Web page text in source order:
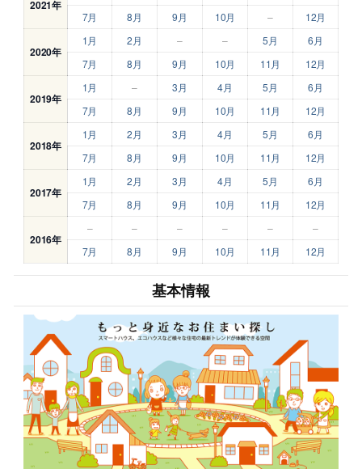
2021年
7月
8月 9月 10月 – 12月
2020年
1月 2月 – – 5月
6月
7月
8月 9月 10月 11月 12月
2019年
1月 – 3月 4月 5月
6月
7月
8月 9月 10月 11月 12月
2018年
1月 2月 3月 4月 5月
6月
7月
8月 9月 10月 11月 12月
2017年
1月 2月 3月 4月 5月
6月
7月
8月 9月 10月 11月 12月
2016年
– – – – –
–
7月
8月 9月 10月 11月 12月
基本情報